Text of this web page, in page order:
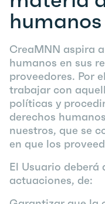
humanos
CreaMNN aspira
humanos en sus
proveedores. Por
trabajar con
políticas y
derechos
nuestros, que se
en que los
El Usuario deberá
actuaciones, de: